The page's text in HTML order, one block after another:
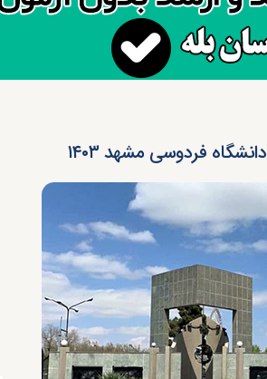
فردوسی مشهد ۱۴۰۳